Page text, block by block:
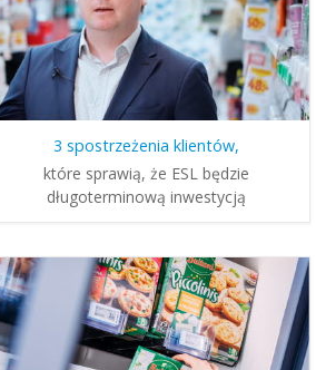
3 spostrzeżenia klientów,
które sprawią, że ESL będzie
długoterminową inwestycją